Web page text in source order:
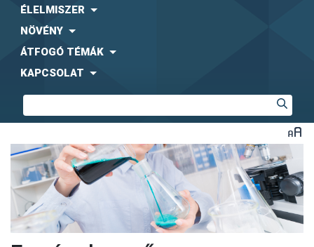
ÉLELMISZER
NÖVÉNY
ÁTFOGÓ TÉMÁK
KAPCSOLAT